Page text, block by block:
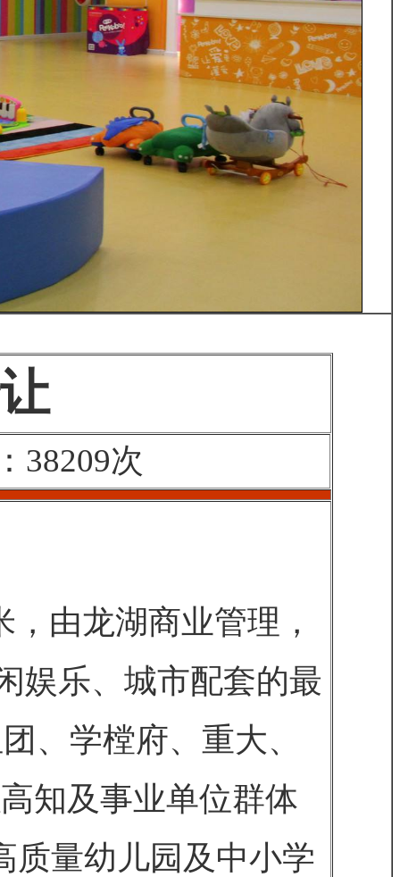
次
由龙湖商业管理，
娱乐、城市配套的最
、学樘府、重大、
知及事业单位群体
质量幼儿园及中小学